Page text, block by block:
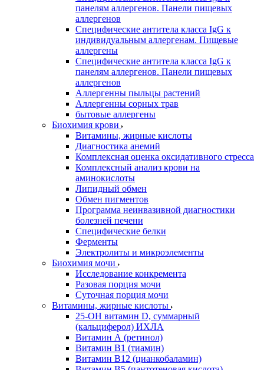
панелям аллергенов. Панели пищевых
аллергенов
Специфические антитела класса IgG к
индивидуальным аллергенам. Пищевые
аллергены
Специфические антитела класса IgG к
панелям аллергенов. Панели пищевых
аллергенов
Аллергенны пыльцы растений
Аллергенны сорных трав
бытовые аллергены
Биохимия крови
Витамины, жирные кислоты
Диагностика анемий
Комплексная оценка оксидативного стресса
Комплексный анализ крови на
аминокислоты
Липидный обмен
Обмен пигментов
Программа неинвазивной диагностики
болезней печени
Специфические белки
Ферменты
Электролиты и микроэлементы
Биохимия мочи
Исследование конкремента
Разовая порция мочи
Суточная порция мочи
Витамины, жирные кислоты
25-OH витамин D, суммарный
(кальциферол) ИХЛА
Витамин А (ретинол)
Витамин В1 (тиамин)
Витамин В12 (цианкобаламин)